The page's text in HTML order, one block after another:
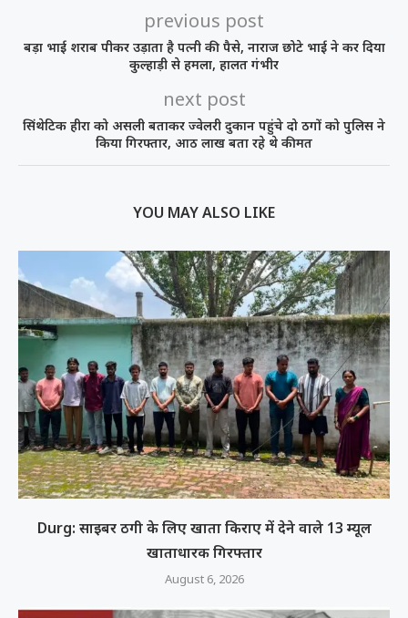
previous post
बड़ा भाई शराब पीकर उड़ाता है पत्नी की पैसे, नाराज छोटे भाई ने कर दिया
कुल्हाड़ी से हमला, हालत गंभीर
next post
सिंथेटिक हीरा को असली बताकर ज्वेलरी दुकान पहुंचे दो ठगों को पुलिस ने
किया गिरफ्तार, आठ लाख बता रहे थे कीमत
YOU MAY ALSO LIKE
Durg: साइबर ठगी के लिए खाता किराए में देने वाले 13 म्यूल
खाताधारक गिरफ्तार
August 6, 2026